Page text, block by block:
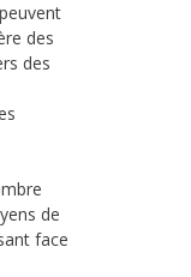
des
des
de
face